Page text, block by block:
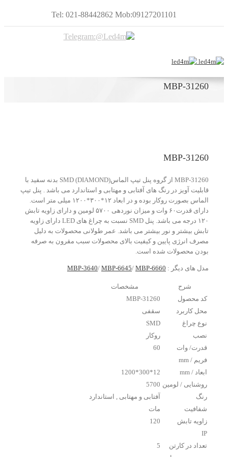
Tel: 021-88442862 Mob:09127201101
MBP-31260
MBP-31260
MBP-31260 از گروه پنل تیپ الماس(DIAMOND) SMD بدنه سفید با
قابلیت آویز در رنگ های آفتابی و مهتابی و استاندارد می باشد . پنل تیپ
الماس بصورت روکار بوده و در ابعاد ۱۲*۳۰۰*۱۲۰۰ میلی متر است.
دارای قدرت۶۰ وات و میزان نوردهی ۵۷۰۰ لومین و دارای زاویه تابش
۱۲۰ درجه می باشد. پنل SMD نسبت به چراغ های LED دارای زاویه
تابش بیشتر و نور بیشتر می باشد. عمر طولانی محصولات به دلیل
مصرف انرژی پایین و کیفیت بالای محصولات سبب مقرون به صرفه
بودن محصولات شده است.
مدل های دیگر : MBP-3640/ MBP-6645/ MBP-6660
شرح
مشخصات
کد محصول
MBP-31260
محل کاربرد
سقفی
نوع چراغ
SMD
نصب
روکار
قدرت/ وات
60
فریم / mm
ابعاد / mm
12*300*1200
روشنایی / لومین 5700
رنگ
آفتابی و مهتابی , استاندارد
شفافیت
مات
زاویه تابش
120
IP
تعداد در کارتن
5